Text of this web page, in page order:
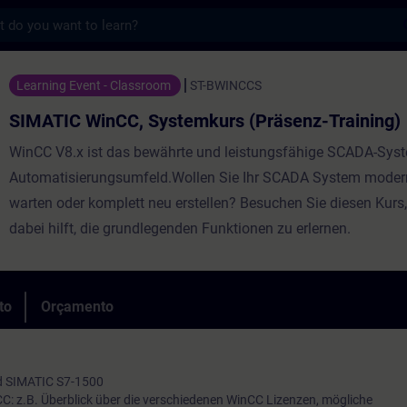
Systemkurs (Präsenz-Training) -
Learning Event - Classroom ST-BWINCCS
SIMATIC WinCC, Systemkurs (Präsenz-Training)
WinCC V8.x ist das bewährte und leistungsfähige SCADA-
Automatisierungsumfeld.Wollen Sie Ihr SCADA System
warten oder komplett neu erstellen? Besuchen Sie diesen
dabei hilft, die grundlegenden Funktionen zu erlernen.
Orçamento
S7-1500
z.B. Überblick über die verschiedenen WinCC Lizenzen, mögliche